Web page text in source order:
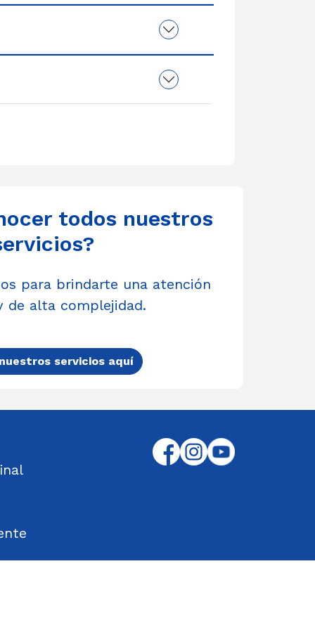
todos nuestros
para brindarte una atención
de alta complejidad.
servicios aquí